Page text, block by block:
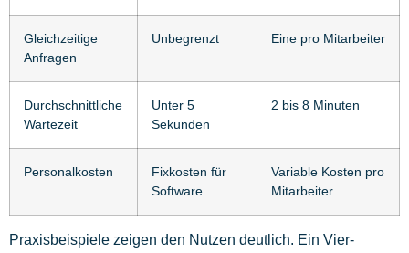
Gleichzeitige
Anfragen
Unbegrenzt Eine pro Mitarbeiter
Durchschnittliche
Wartezeit
Unter 5
Sekunden
2 bis 8 Minuten
Personalkosten
Fixkosten für
Software
Variable Kosten pro
Mitarbeiter
Praxisbeispiele zeigen den Nutzen deutlich. Ein Vier-